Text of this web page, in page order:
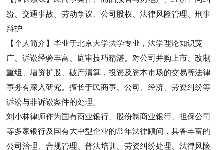
纷、交通事故、劳动争议、公司股权、法律风险管理、刑事
辩护
【个人简介】毕业于北京大学法学专业，法学理论知识宽
广、诉讼经验丰富、庭审技巧精湛。对公司并购上市、改制
重组、增资扩股、破产清算，投资及资本市场的交易等法律
事务有深入研究。擅长于民商事、公司、经济、劳资纠纷等
诉讼与非诉讼案件的处理。
刘小林律师作为国有商业银行、股份制商业银行、担保公司
等多家银行及国有大中型企业的常年法律顾问，具备丰富的
公司治理、合规管理、普法培训、劳资纠纷处理、法律风险